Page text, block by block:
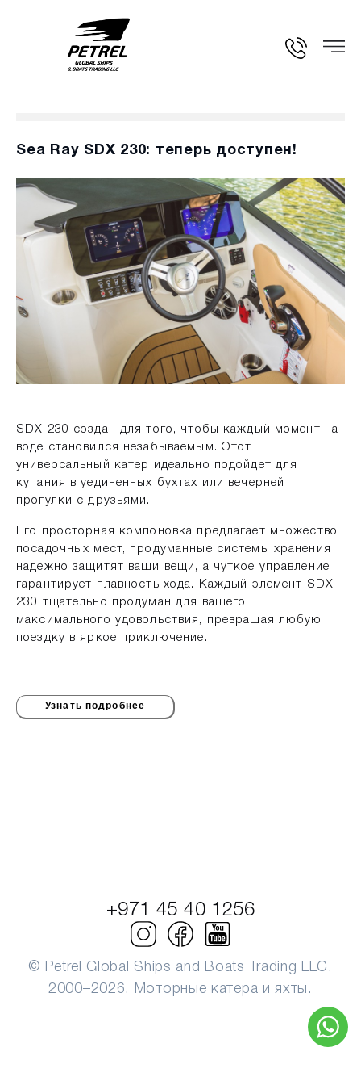
Sea Ray SDX 230: теперь доступен!
SDX 230 создан для того, чтобы каждый момент на
воде становился незабываемым. Этот
универсальный катер идеально подойдет для
купания в уединенных бухтах или вечерней
прогулки с друзьями.
Его просторная компоновка предлагает множество
посадочных мест, продуманные системы хранения
надежно защитят ваши вещи, а чуткое управление
гарантирует плавность хода. Каждый элемент SDX
230 тщательно продуман для вашего
максимального удовольствия, превращая любую
поездку в яркое приключение.
Узнать подробнее
© Petrel Global Ships and Boats Trading LLC.
2000–2026. Моторные катера и яхты.
+971 45 40 1256